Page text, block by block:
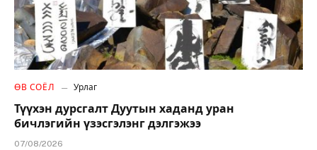
ӨВ СОЁЛ Урлаг
Түүхэн дурсгалт Дуутын хаданд уран
бичлэгийн үзэсгэлэнг дэлгэжээ
07/08/2026